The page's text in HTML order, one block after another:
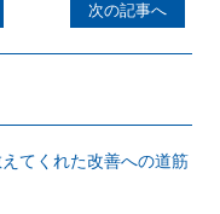
次の記事へ
てくれた改善への道筋